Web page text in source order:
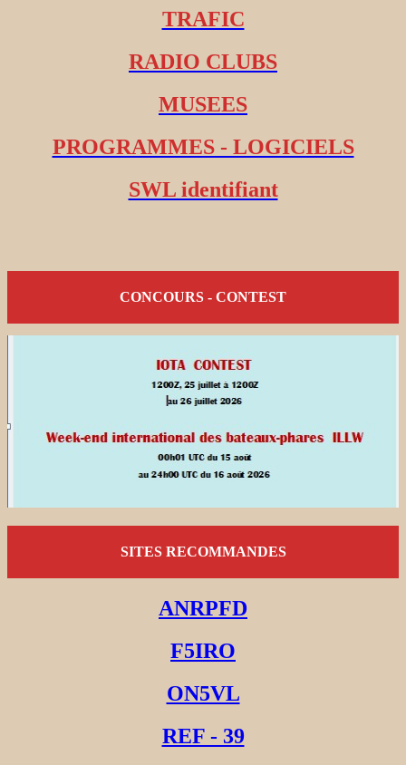
TRAFIC
RADIO CLUBS
MUSEES
PROGRAMMES - LOGICIELS
SWL identifiant
CONCOURS - CONTEST
SITES RECOMMANDES
ANRPFD
F5IRO
ON5VL
REF - 39